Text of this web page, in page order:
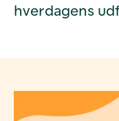
hverdagens